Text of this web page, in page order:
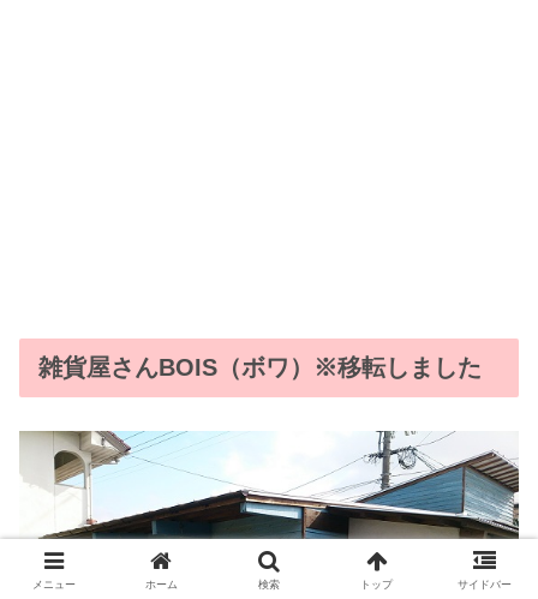
雑貨屋さんBOIS（ボワ）※移転しました
メニュー ホーム 検索 トップ サイドバー